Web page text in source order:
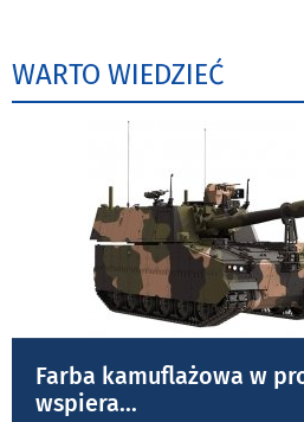
WARTO WIEDZIEĆ
Farba kamuflażowa w
wspiera...